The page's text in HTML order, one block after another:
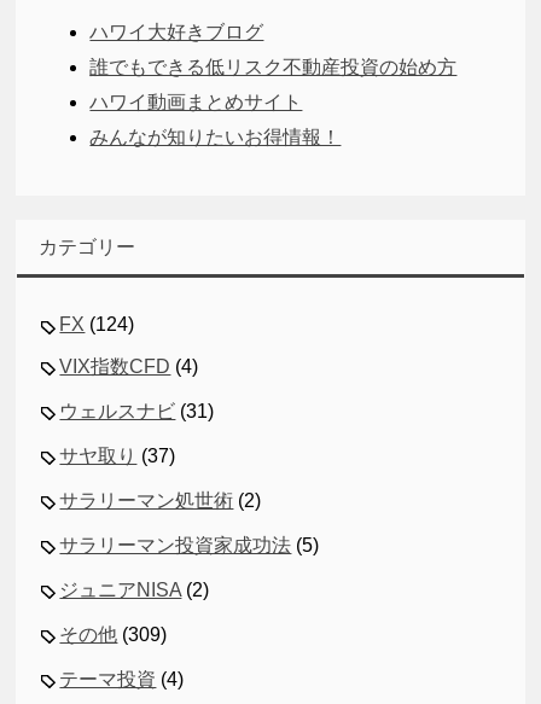
ハワイ大好きブログ
誰でもできる低リスク不動産投資の始め方
ハワイ動画まとめサイト
みんなが知りたいお得情報！
カテゴリー
FX (124)
VIX指数CFD (4)
ウェルスナビ (31)
サヤ取り (37)
サラリーマン処世術 (2)
サラリーマン投資家成功法 (5)
ジュニアNISA (2)
その他 (309)
テーマ投資 (4)